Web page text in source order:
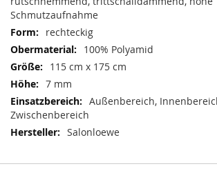
Schmutzaufnahme
rechteckig
100% Polyamid
115 cm x 175 cm
7 mm
Außenbereich,
Zwischenbereich
Salonloewe